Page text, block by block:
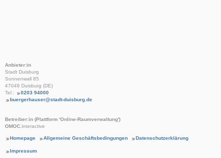
Anbieter:in
Stadt Duisburg
Sonnenwall 85
47049 Duisburg (DE)
Tel.:
0203 94000
buergerhauser@stadt-duisburg.de
Betreiber:in (Plattform 'Online-Raumverwaltung')
OMOC.interactive
Homepage Allgemeine Geschäftsbedingungen Datenschutzerklärung
Impressum